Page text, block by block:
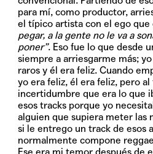
para mí, como productor,
el típico artista con el ego que
pegar, a la gente no le va a
poner”. Eso fue lo que desde
siempre a arriesgarme más;
raros y él era feliz. Cuando
yo era feliz, él era feliz, pero
incertidumbre que era lo que
esos tracks porque yo
alguien que supiera meter las
si le entrego un track de esos
normalmente compone